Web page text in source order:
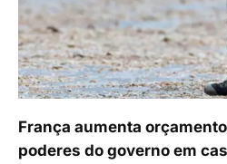
França aumenta
poderes do governo em